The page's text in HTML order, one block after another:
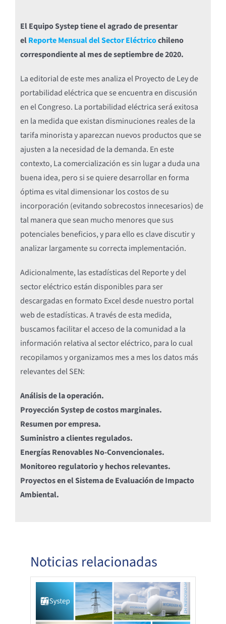
El Equipo Systep tiene el agrado de presentar
elReporte Mensual del Sector Eléctricochileno
correspondiente al mes de septiembre de 2020.
La editorial de este mes analiza el Proyecto de Ley de
portabilidad eléctrica que se encuentra en discusión
en el Congreso. La portabilidad eléctrica será exitosa
en la medida que existan disminuciones reales de la
tarifa minorista y aparezcan nuevos productos que se
ajusten a la necesidad de la demanda. En este
contexto, La comercialización es sin lugar a duda una
buena idea, pero si se quiere desarrollar en forma
óptima es vital dimensionar los costos de su
incorporación (evitando sobrecostos innecesarios) de
tal manera que sean mucho menores que sus
potenciales beneficios, y para ello es clave discutir y
analizar largamente su correcta implementación.
Adicionalmente, las estadísticas del Reporte y del
sector eléctrico están disponibles para ser
descargadas en formato Excel desde nuestro portal
web de estadísticas. A través de esta medida,
buscamos facilitar el acceso de la comunidad a la
información relativa al sector eléctrico, para lo cual
recopilamos y organizamos mes a mes los datos más
relevantes del SEN:
Análisis de la operación.
Proyección Systep de costos marginales.
Resumen por empresa.
Suministro a clientes regulados.
Energías Renovables No-Convencionales.
Monitoreo regulatorio y hechos relevantes.
Proyectos en el Sistema de Evaluación de Impacto
Ambiental.
Noticias relacionadas